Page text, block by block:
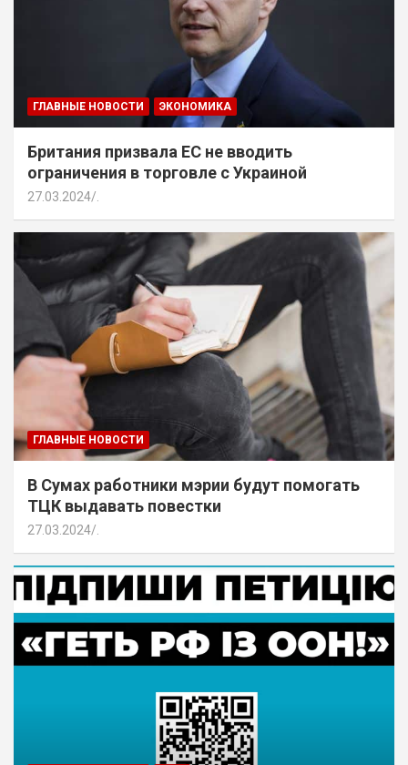
ГЛАВНЫЕ НОВОСТИ ЭКОНОМИКА
Британия призвала ЕС не вводить
ограничения в торговле с Украиной
27.03.2024
ГЛАВНЫЕ НОВОСТИ
В Сумах работники мэрии будут помогать
ТЦК выдавать повестки
27.03.2024